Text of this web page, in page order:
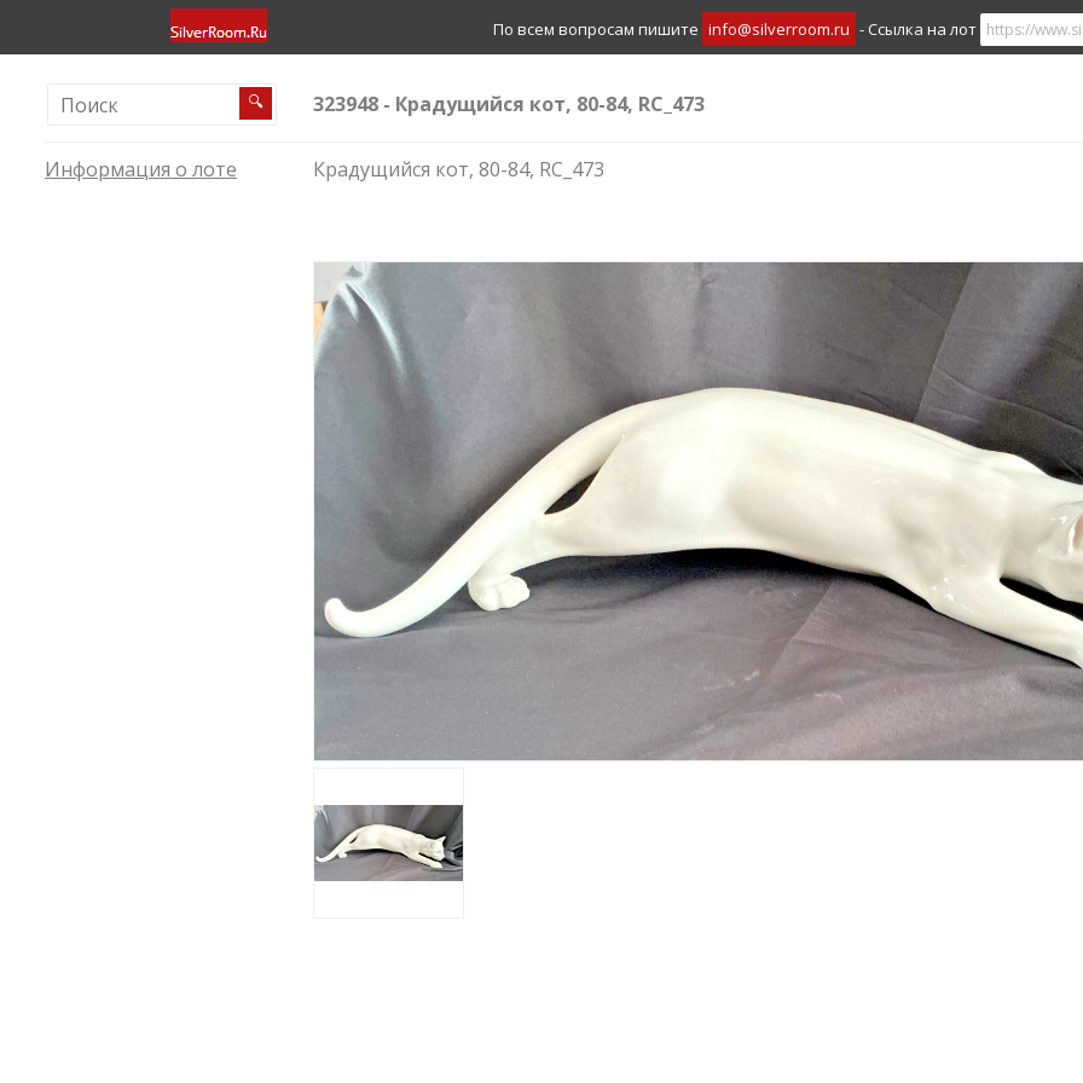
По всем вопросам пишите info@silverroom.ru - Ссылка на лот
🔍 323948 - Крадущийся кот, 80-84, RC_473
Информация о лоте Крадущийся кот, 80-84, RC_473